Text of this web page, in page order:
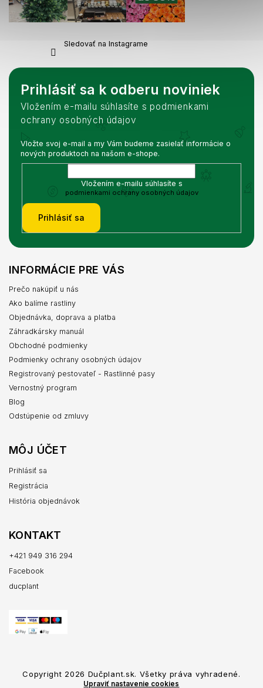
Sledovať na Instagrame
Prihlásiť sa k odberu noviniek
Vložením e-mailu súhlasíte s podmienkami
ochrany osobných údajov
Vložte svoj e-mail a my Vám budeme zasielať informácie o
nových produktoch na našom e-shope.
Vložením e-mailu súhlasíte s
podmienkami ochrany osobných údajov
Prihlásiť sa
INFORMÁCIE PRE VÁS
Prečo nakúpiť u nás
Ako balíme rastliny
Objednávka, doprava a platba
Záhradkársky manuál
Obchodné podmienky
Podmienky ochrany osobných údajov
Registrovaný pestovateľ - Rastlinné pasy
Vernostný program
Blog
Odstúpenie od zmluvy
MÔJ ÚČET
Prihlásiť sa
Registrácia
História objednávok
KONTAKT
+421 949 316 294
Facebook
ducplant
Copyright 2026 Dučplant.sk. Všetky práva vyhradené.
Upraviť nastavenie cookies